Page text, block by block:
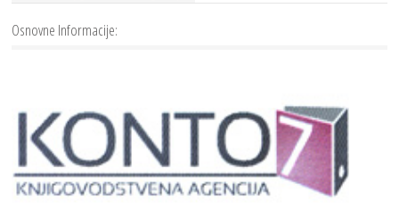
Osnovne Informacije: